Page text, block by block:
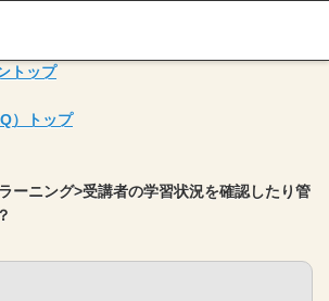
トップ
）トップ
ーニング>受講者の学習状況を確認したり管